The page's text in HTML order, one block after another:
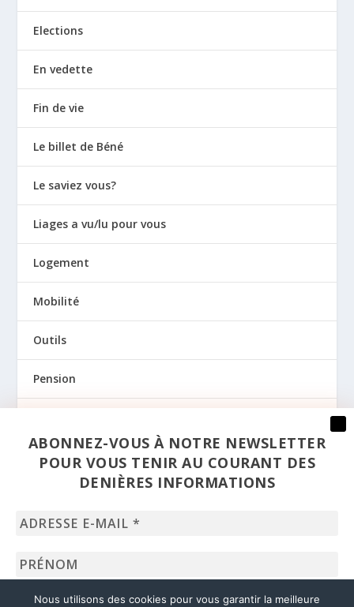
ABONNEZ-VOUS À NOTRE NEWSLETTER
POUR VOUS TENIR AU COURANT DES
DENIÈRES INFORMATIONS
Adresse
*
Prénom
Nom
Elections
En vedette
Fin de vie
Le billet de Béné
Le saviez vous?
Liages a vu/lu pour vous
Logement
Mobilité
Outils
Pension
Regards
Sexualité
Uncategorized
Nous utilisons des cookies pour vous garantir la meilleure